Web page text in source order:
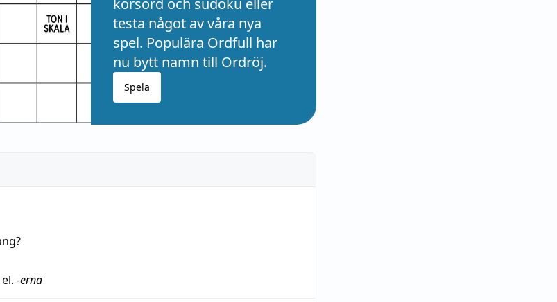
korsord och sudoku eller
testa något av våra nya
spel. Populära Ordfull har
nu bytt namn till Ordröj.
Spela
?
el. -erna